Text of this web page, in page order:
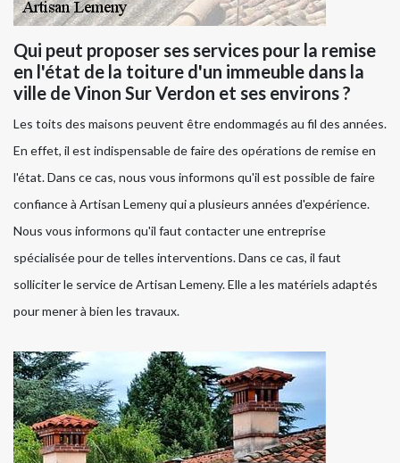
Qui peut proposer ses services pour la remise
en l'état de la toiture d'un immeuble dans la
ville de Vinon Sur Verdon et ses environs ?
Les toits des maisons peuvent être endommagés au fil des années.
En effet, il est indispensable de faire des opérations de remise en
l'état. Dans ce cas, nous vous informons qu'il est possible de faire
confiance à Artisan Lemeny qui a plusieurs années d'expérience.
Nous vous informons qu'il faut contacter une entreprise
spécialisée pour de telles interventions. Dans ce cas, il faut
solliciter le service de Artisan Lemeny. Elle a les matériels adaptés
pour mener à bien les travaux.